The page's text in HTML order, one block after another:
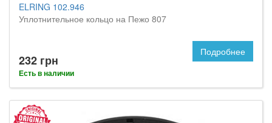
ELRING 102.946
Уплотнительное кольцо на Пежо 807
232 грн
Есть в наличии
Подробнее